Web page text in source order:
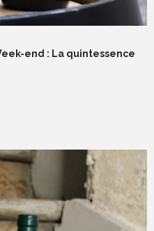
end : La quintessence